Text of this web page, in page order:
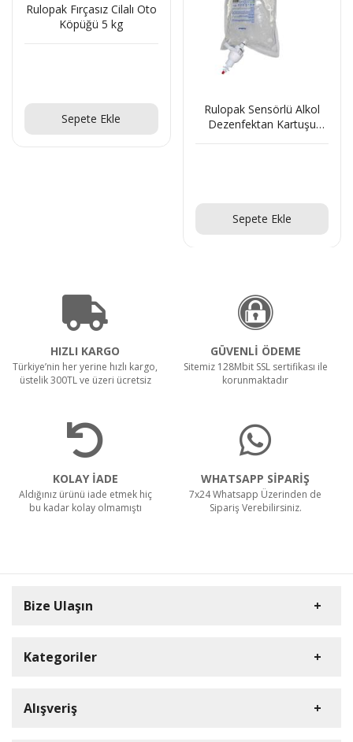
Rulopak Fırçasız Cilalı Oto
Köpüğü 5 kg
Sepete Ekle
Rulopak Sensörlü Alkol
Dezenfektan Kartuşu
Sepete Ekle
HIZLI KARGO
Türkiye’nin her yerine hızlı kargo,
üstelik 300TL ve üzeri ücretsiz
GÜVENLİ ÖDEME
Sitemiz 128Mbit SSL sertifikası ile
korunmaktadır
KOLAY İADE
Aldığınız ürünü iade etmek hiç
bu kadar kolay olmamıştı
WHATSAPP SİPARİŞ
7x24 Whatsapp Üzerinden de
Sipariş Verebilirsiniz.
Bize Ulaşın
Kategoriler
Rulopak
Alışveriş